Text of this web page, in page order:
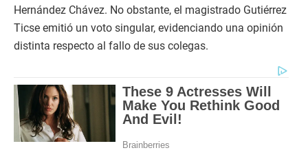
Hernández Chávez. No obstante, el magistrado Gutiérrez
Ticse emitió un voto singular, evidenciando una opinión
distinta respecto al fallo de sus colegas.